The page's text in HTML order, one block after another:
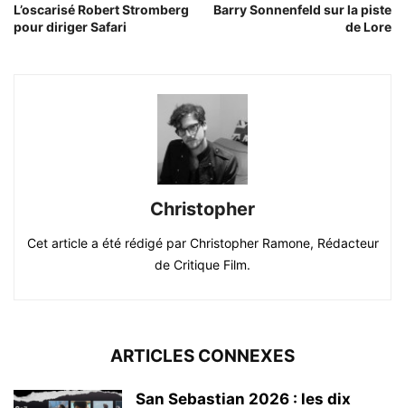
L’oscarisé Robert Stromberg
pour diriger Safari
Barry Sonnenfeld sur la piste
de Lore
Christopher
Cet article a été rédigé par Christopher Ramone, Rédacteur
de Critique Film.
ARTICLES CONNEXES
San Sebastian 2026 : les dix